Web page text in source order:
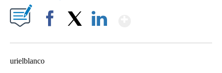
urielblanco